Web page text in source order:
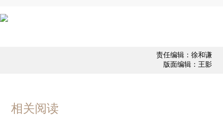
责任编辑：徐和谦
版面编辑：王影
相关阅读